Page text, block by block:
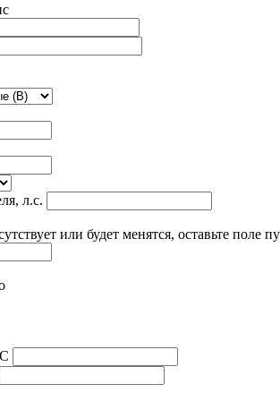
л.с.
или будет менятся, оставьте поле